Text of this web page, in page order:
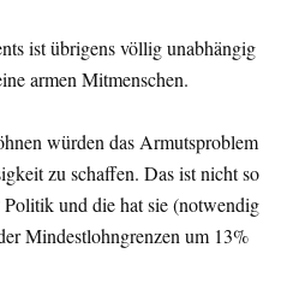
ist übrigens völlig unabhängig
armen Mitmenschen.
würden das Armutsproblem
zu schaffen. Das ist nicht so
und die hat sie (notwendig
Mindestlohngrenzen um 13%